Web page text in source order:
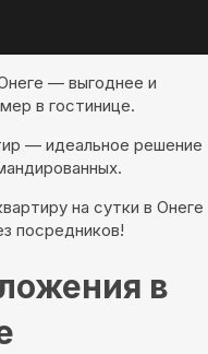
— выгоднее и
в гостинице.
— идеальное решение
на сутки в Онеге
посредников!
в